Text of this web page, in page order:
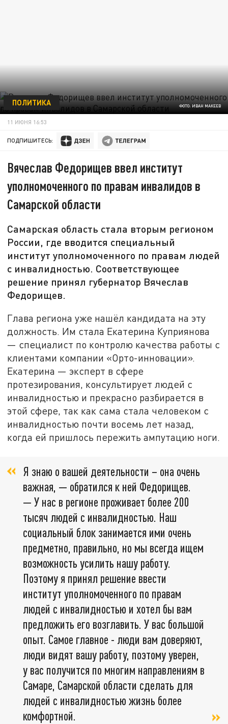
ФОТО: ИВАН МАКЕЕВ
ПОЛИТИКА
11 ИЮНЯ 16:53
ПОДПИШИТЕСЬ:
Вячеслав Федорищев ввел институт
уполномоченного по правам инвалидов в
Самарской области
Самарская область стала вторым регионом
России, где вводится специальный
институт уполномоченного по правам людей
с инвалидностью. Соответствующее
решение принял губернатор Вячеслав
Федорищев.
Глава региона уже нашёл кандидата на эту
должность. Им стала Екатерина Куприянова
— специалист по контролю качества работы с
клиентами компании «Орто-инновации».
Екатерина — эксперт в сфере
протезирования, консультирует людей с
инвалидностью и прекрасно разбирается в
этой сфере, так как сама стала человеком с
инвалидностью почти восемь лет назад,
когда ей пришлось пережить ампутацию ноги.
Я знаю о вашей деятельности – она очень
важная, — обратился к ней Федорищев.
— У нас в регионе проживает более 200
тысяч людей с инвалидностью. Наш
социальный блок занимается ими очень
предметно, правильно, но мы всегда ищем
возможность усилить нашу работу.
Поэтому я принял решение ввести
институт уполномоченного по правам
людей с инвалидностью и хотел бы вам
предложить его возглавить. У вас большой
опыт. Самое главное - люди вам доверяют,
люди видят вашу работу, поэтому уверен,
у вас получится по многим направлениям в
Самаре, Самарской области сделать для
людей с инвалидностью жизнь более
комфортной.